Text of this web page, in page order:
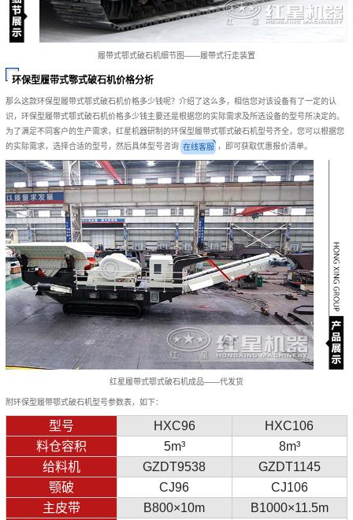
履带式鄂式破石机细节图——履带式行走装置
环保型履带式鄂式破石机价格分析
那么这款环保型履带式鄂式破石机价格多少钱呢？介绍了这么多，相信您对该设备有了一定的认
识，环保型履带式鄂式破石机价格多少钱主要还是根据您的实际需求及所选设备的型号所决定的。
为了满足不同客户的生产需求，红星机器研制的环保型履带式鄂式破石机型号齐全，您可以根据您
的实际需求，选择合适的型号，然后具体型号咨询 在线客服 ，即可获取优惠报价清单。
红星履带式鄂式破石机成品——代发货
附环保型履带鄂式破石机型号参数表，如下：
型号 HXC96
HXC106
料仓容积
5m³
8m³
给料机
GZDT9538
GZDT1145
颚破
CJ96
CJ106
主皮带
B800×10m
B1000×11.5m